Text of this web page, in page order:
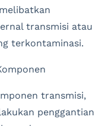
transmisi atau
terkontaminasi.
transmisi,
penggantian